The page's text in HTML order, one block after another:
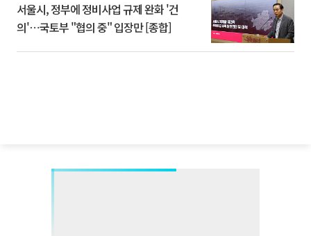
서울시, 정부에 정비사업 규제 완화 '건
의'⋯국토부 "협의 중" 입장만 [종합]